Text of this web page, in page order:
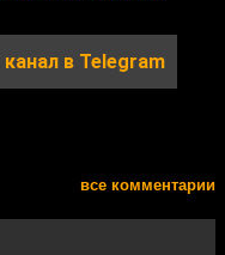
канал в Telegram
все комментарии